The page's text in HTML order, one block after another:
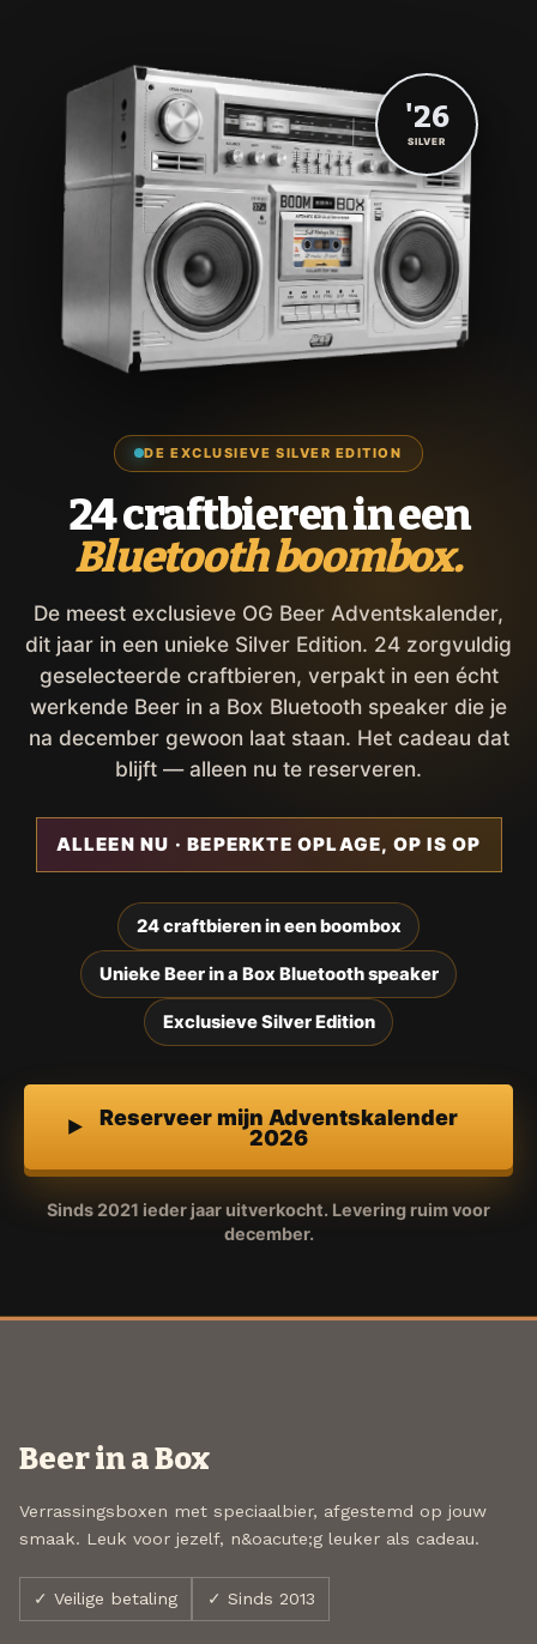
DE EXCLUSIEVE SILVER EDITION
24 craftbieren in een
Bluetooth boombox.
De meest exclusieve OG Beer Adventskalender,
dit jaar in een unieke Silver Edition. 24 zorgvuldig
geselecteerde craftbieren, verpakt in een écht
werkende Beer in a Box Bluetooth speaker die je
na december gewoon laat staan. Het cadeau dat
blijft — alleen nu te reserveren.
ALLEEN NU · BEPERKTE OPLAGE, OP IS OP
24 craftbieren in een boombox
Unieke Beer in a Box Bluetooth speaker
Exclusieve Silver Edition
Reserveer mijn Adventskalender
2026
Sinds 2021 ieder jaar uitverkocht. Levering ruim voor
december.
'26
SILVER
Beer in a Box
Verrassingsboxen met speciaalbier, afgestemd op jouw
smaak. Leuk voor jezelf, n&oacute;g leuker als cadeau.
✓ Veilige betaling ✓ Sinds 2013